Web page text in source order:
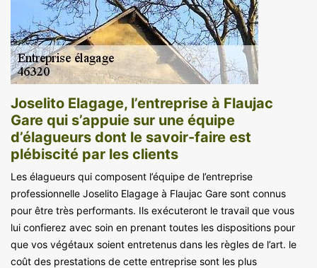
Joselito Elagage, l’entreprise à Flaujac
Gare qui s’appuie sur une équipe
d’élagueurs dont le savoir-faire est
plébiscité par les clients
Les élagueurs qui composent l’équipe de l’entreprise
professionnelle Joselito Elagage à Flaujac Gare sont connus
pour être très performants. Ils exécuteront le travail que vous
lui confierez avec soin en prenant toutes les dispositions pour
que vos végétaux soient entretenus dans les règles de l’art. le
coût des prestations de cette entreprise sont les plus